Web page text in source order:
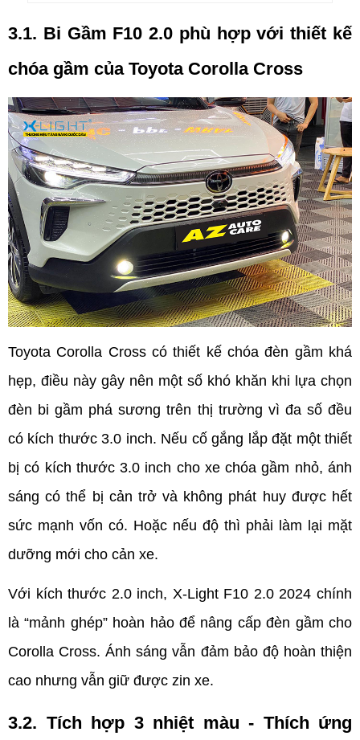
3.1. Bi Gầm F10 2.0 phù hợp với thiết kế
chóa gầm của Toyota Corolla Cross
Toyota Corolla Cross có thiết kế chóa đèn gầm khá
hẹp, điều này gây nên một số khó khăn khi lựa chọn
đèn bi gầm phá sương trên thị trường vì đa số đều
có kích thước 3.0 inch. Nếu cố gắng lắp đặt một thiết
bị có kích thước 3.0 inch cho xe chóa gầm nhỏ, ánh
sáng có thể bị cản trở và không phát huy được hết
sức mạnh vốn có. Hoặc nếu độ thì phải làm lại mặt
dưỡng mới cho cản xe.
Với kích thước 2.0 inch, X-Light F10 2.0 2024 chính
là “mảnh ghép” hoàn hảo để nâng cấp đèn gầm cho
Corolla Cross. Ánh sáng vẫn đảm bảo độ hoàn thiện
cao nhưng vẫn giữ được zin xe.
3.2. Tích hợp 3 nhiệt màu - Thích ứng